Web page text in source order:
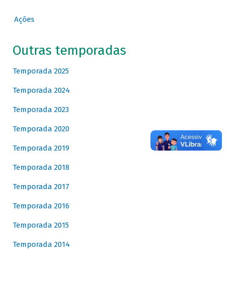
Ações
Outras temporadas
Temporada 2025
Temporada 2024
Temporada 2023
Temporada 2020
Temporada 2019
Temporada 2018
Temporada 2017
Temporada 2016
Temporada 2015
Temporada 2014